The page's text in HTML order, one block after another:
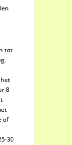
tot
het
8
of
30